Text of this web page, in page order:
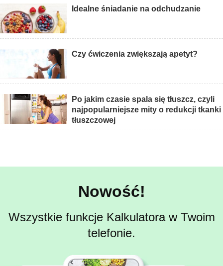
Idealne śniadanie na odchudzanie
Czy ćwiczenia zwiększają apetyt?
Po jakim czasie spala się tłuszcz, czyli
najpopularniejsze mity o redukcji tkanki
tłuszczowej
Nowość!
Wszystkie funkcje Kalkulatora w Twoim
telefonie.